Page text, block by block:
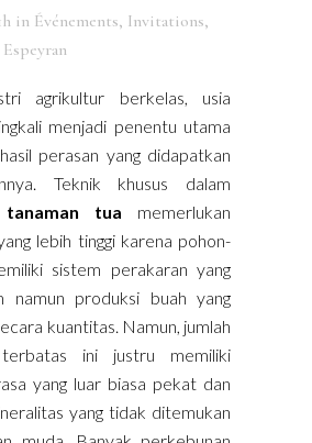
in Événements, Invitations,
Espeyran
agrikultur berkelas, usia
menjadi penentu utama
perasan yang didapatkan
Teknik khusus dalam
tua memerlukan
lebih tinggi karena pohon-
sistem perakaran yang
namun produksi buah yang
kuantitas. Namun, jumlah
ini justru memiliki
yang luar biasa pekat dan
yang tidak ditemukan